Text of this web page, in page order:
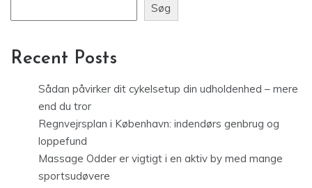
Søg
Recent Posts
Sådan påvirker dit cykelsetup din udholdenhed – mere
end du tror
Regnvejrsplan i København: indendørs genbrug og
loppefund
Massage Odder er vigtigt i en aktiv by med mange
sportsudøvere